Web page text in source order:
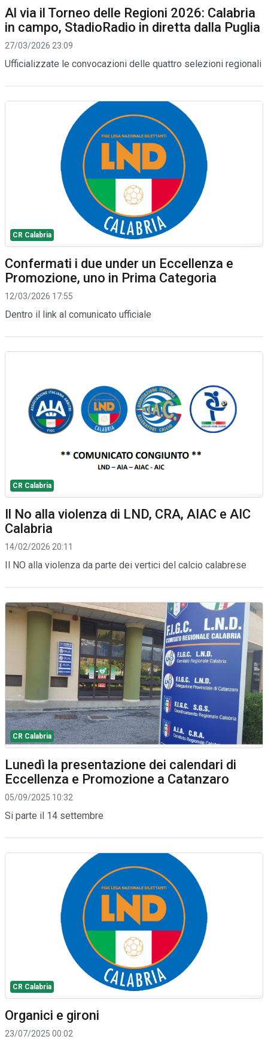
Al via il Torneo delle Regioni 2026: Calabria
in campo, StadioRadio in diretta dalla Puglia
27/03/2026 23:09
Ufficializzate le convocazioni delle quattro selezioni regionali
CR Calabria
Confermati i due under un Eccellenza e
Promozione, uno in Prima Categoria
12/03/2026 17:55
Dentro il link al comunicato ufficiale
CR Calabria
Il No alla violenza di LND, CRA, AIAC e AIC
Calabria
14/02/2026 20:11
Il NO alla violenza da parte dei vertici del calcio calabrese
CR Calabria
Lunedì la presentazione dei calendari di
Eccellenza e Promozione a Catanzaro
05/09/2025 10:32
Si parte il 14 settembre
CR Calabria
Organici e gironi
23/07/2025 00:02